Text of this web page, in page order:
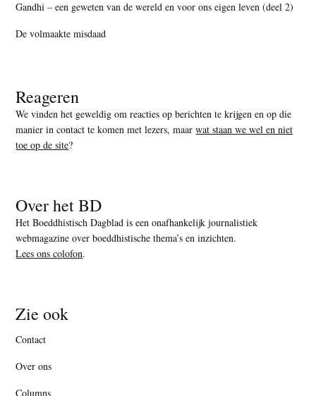
Gandhi – een geweten van de wereld en voor ons eigen leven (deel 2)
De volmaakte misdaad
Reageren
We vinden het geweldig om reacties op berichten te krijgen en op die
manier in contact te komen met lezers, maarwat staan we wel en niet
toe op de site?
Over het BD
Het Boeddhistisch Dagblad is een onafhankelijk journalistiek
webmagazine over boeddhistische thema’s en inzichten.
Lees ons colofon.
Zie ook
Contact
Over ons
Columns